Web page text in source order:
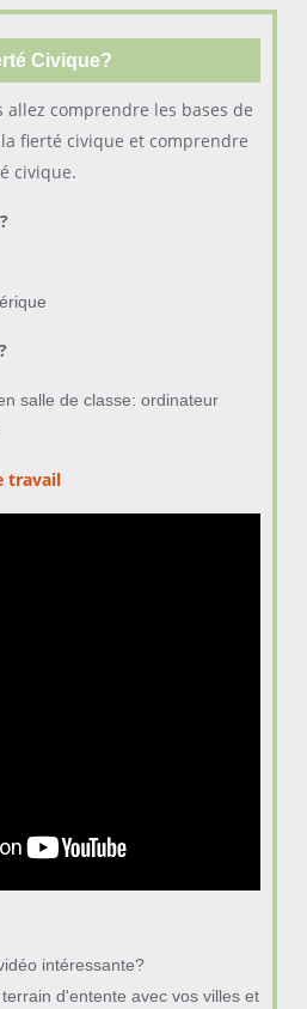
Civique?
allez comprendre les bases de
fierté civique et comprendre
civique.
salle de classe: ordinateur
travail
intéressante?
d'entente avec vos villes et